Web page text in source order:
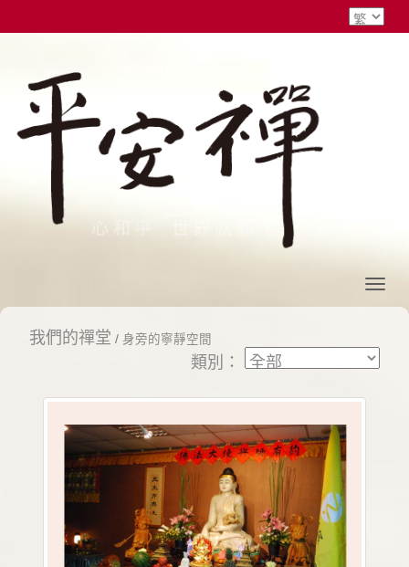
我們的禪堂 / 身旁的寧靜空間
類別：